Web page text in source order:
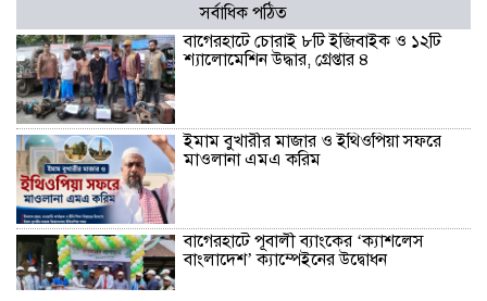
সর্বাধিক পঠিত
বাগেরহাটে চোরাই ৮টি ইজিবাইক ও ১২টি
শ্যালোমেশিন উদ্ধার, গ্রেপ্তার ৪
ইমাম বুখারীর মাজার ও ইথিওপিয়া সফরে
মাওলানা এমএ করিম
বাগেরহাটে পূবালী ব্যাংকের ‘ক্যাশলেস
বাংলাদেশ’ ক্যাম্পেইনের উদ্বোধন